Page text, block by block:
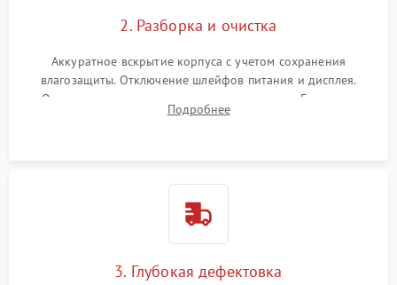
2. Разборка и очистка
Аккуратное вскрытие корпуса с учетом сохранения
влагозащиты. Отключение шлейфов питания и дисплея.
Очистка внутренних плат от окислов и пыли. Бережная
обработка германиевого объектива специализированными
Подробнее
3. Глубокая дефектовка